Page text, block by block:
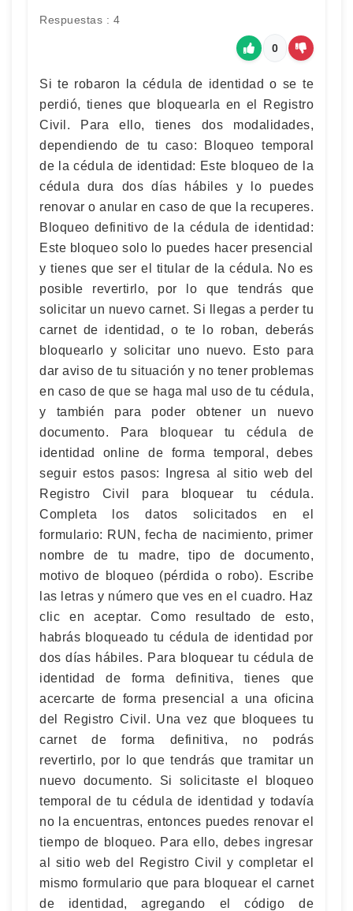
Respuestas : 4
0
Si te robaron la cédula de identidad o se te
perdió, tienes que bloquearla en el Registro
Civil. Para ello, tienes dos modalidades,
dependiendo de tu caso: Bloqueo temporal
de la cédula de identidad: Este bloqueo de la
cédula dura dos días hábiles y lo puedes
renovar o anular en caso de que la recuperes.
Bloqueo definitivo de la cédula de identidad:
Este bloqueo solo lo puedes hacer presencial
y tienes que ser el titular de la cédula. No es
posible revertirlo, por lo que tendrás que
solicitar un nuevo carnet. Si llegas a perder tu
carnet de identidad, o te lo roban, deberás
bloquearlo y solicitar uno nuevo. Esto para
dar aviso de tu situación y no tener problemas
en caso de que se haga mal uso de tu cédula,
y también para poder obtener un nuevo
documento. Para bloquear tu cédula de
identidad online de forma temporal, debes
seguir estos pasos: Ingresa al sitio web del
Registro Civil para bloquear tu cédula.
Completa los datos solicitados en el
formulario: RUN, fecha de nacimiento, primer
nombre de tu madre, tipo de documento,
motivo de bloqueo (pérdida o robo). Escribe
las letras y número que ves en el cuadro. Haz
clic en aceptar. Como resultado de esto,
habrás bloqueado tu cédula de identidad por
dos días hábiles. Para bloquear tu cédula de
identidad de forma definitiva, tienes que
acercarte de forma presencial a una oficina
del Registro Civil. Una vez que bloquees tu
carnet de forma definitiva, no podrás
revertirlo, por lo que tendrás que tramitar un
nuevo documento. Si solicitaste el bloqueo
temporal de tu cédula de identidad y todavía
no la encuentras, entonces puedes renovar el
tiempo de bloqueo. Para ello, debes ingresar
al sitio web del Registro Civil y completar el
mismo formulario que para bloquear el carnet
de identidad, agregando el código de